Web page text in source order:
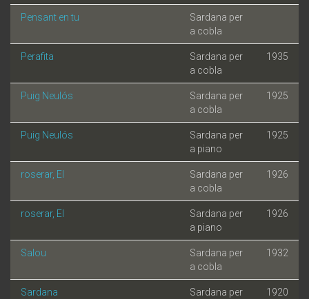
Pensant en tu
Sardana per
a cobla
Perafita
Sardana per
a cobla
1935
Puig Neulós
Sardana per
a cobla
1925
Puig Neulós
Sardana per
a piano
1925
roserar, El
Sardana per
a cobla
1926
roserar, El
Sardana per
a piano
1926
Salou
Sardana per
a cobla
1932
Sardana
Sardana per
1920